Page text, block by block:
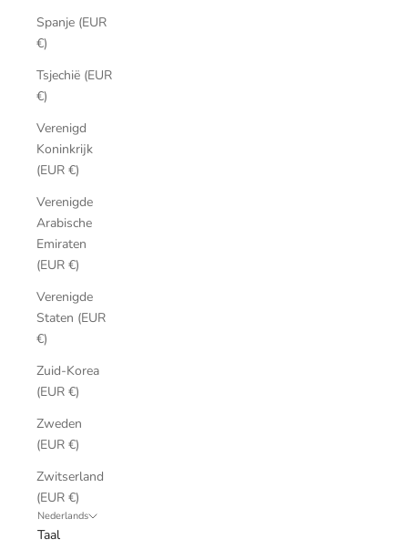
Spanje (EUR
€)
Tsjechië (EUR
€)
Verenigd
Koninkrijk
(EUR €)
Verenigde
Arabische
Emiraten
(EUR €)
Verenigde
Staten (EUR
€)
Zuid-Korea
(EUR €)
Zweden
(EUR €)
Zwitserland
(EUR €)
Nederlands
Taal